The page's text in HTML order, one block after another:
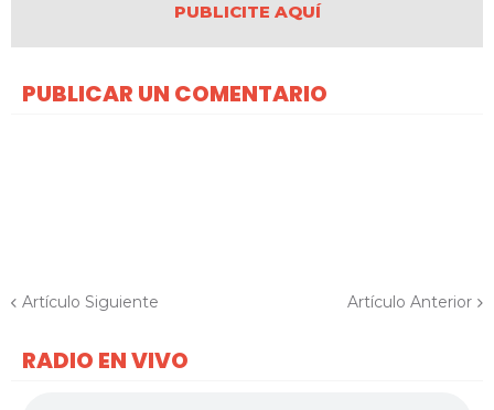
PUBLICITE AQUÍ
PUBLICAR UN COMENTARIO
Artículo Siguiente Artículo Anterior
RADIO EN VIVO